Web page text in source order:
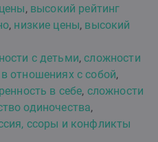
, высокий рейтинг
, низкие цены, высокий
с детьми,сложности
отношениях с собой,
в себе, сложности
одиночества,
ссоры и конфликты